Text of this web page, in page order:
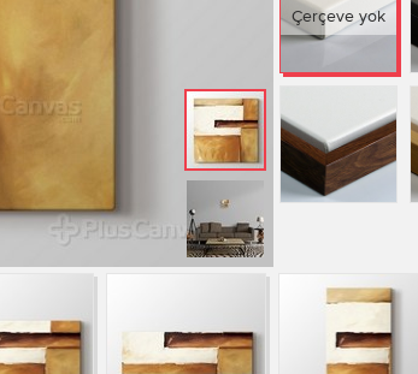
Çerçeve yok